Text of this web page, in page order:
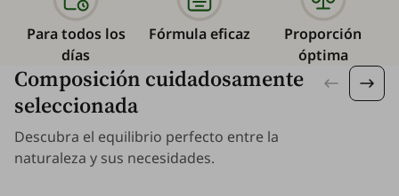
Para todos los
días
Fórmula eficaz
Proporción
óptima
Composición cuidadosamente
seleccionada
Descubra el equilibrio perfecto entre la
naturaleza y sus necesidades.